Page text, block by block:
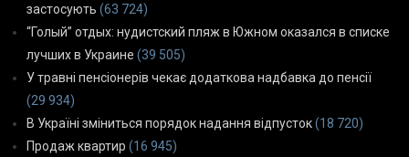
застосують (63 724)
“Голый” отдых: нудистский пляж в Южном оказался в списке
лучших в Украине (39 505)
У травні пенсіонерів чекає додаткова надбавка до пенсії
(29 934)
В Україні зміниться порядок надання відпусток(18 720)
Продаж квартир (16 945)